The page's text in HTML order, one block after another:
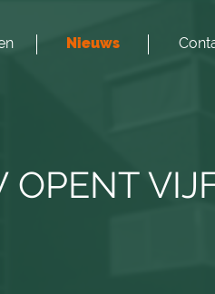
Nieuws
OPENT